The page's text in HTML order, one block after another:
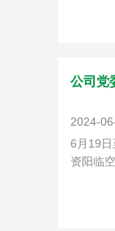
公司党
2024-
6月19日
资阳临